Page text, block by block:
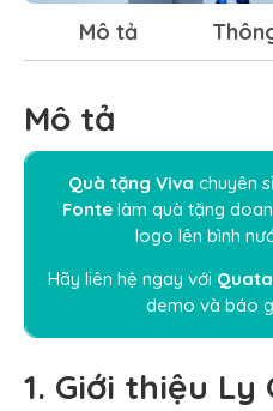
Mô tả
Mô tả
Quà tặng Viva chuyên
Fontelàm quà tặng
logo lên bình
Hãy liên hệ ngay với
demo và báo
1. Giới thiệu Ly